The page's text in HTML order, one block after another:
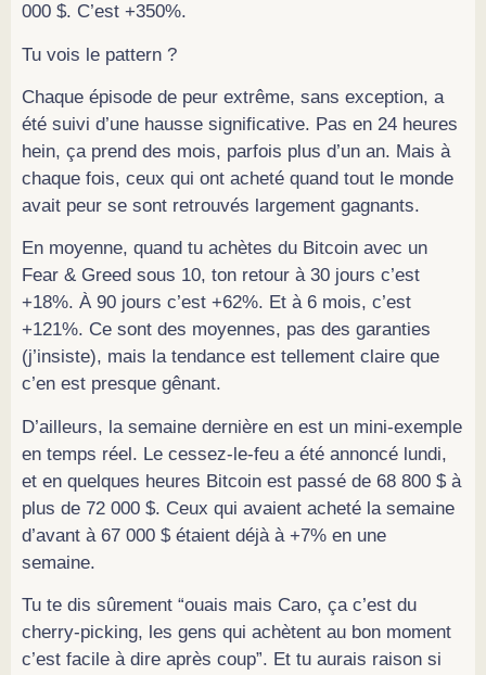
000 $. C’est +350%.
Tu vois le pattern ?
Chaque épisode de peur extrême, sans exception, a
été suivi d’une hausse significative. Pas en 24 heures
hein, ça prend des mois, parfois plus d’un an. Mais à
chaque fois, ceux qui ont acheté quand tout le monde
avait peur se sont retrouvés largement gagnants.
En moyenne, quand tu achètes du Bitcoin avec un
Fear & Greed sous 10, ton retour à 30 jours c’est
+18%. À 90 jours c’est +62%. Et à 6 mois, c’est
+121%. Ce sont des moyennes, pas des garanties
(j’insiste), mais la tendance est tellement claire que
c’en est presque gênant.
D’ailleurs, la semaine dernière en est un mini-exemple
en temps réel. Le cessez-le-feu a été annoncé lundi,
et en quelques heures Bitcoin est passé de 68 800 $ à
plus de 72 000 $. Ceux qui avaient acheté la semaine
d’avant à 67 000 $ étaient déjà à +7% en une
semaine.
Tu te dis sûrement “ouais mais Caro, ça c’est du
cherry-picking, les gens qui achètent au bon moment
c’est facile à dire après coup”. Et tu aurais raison si